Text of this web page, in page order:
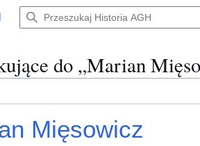
do „Marian
Mięsowicz